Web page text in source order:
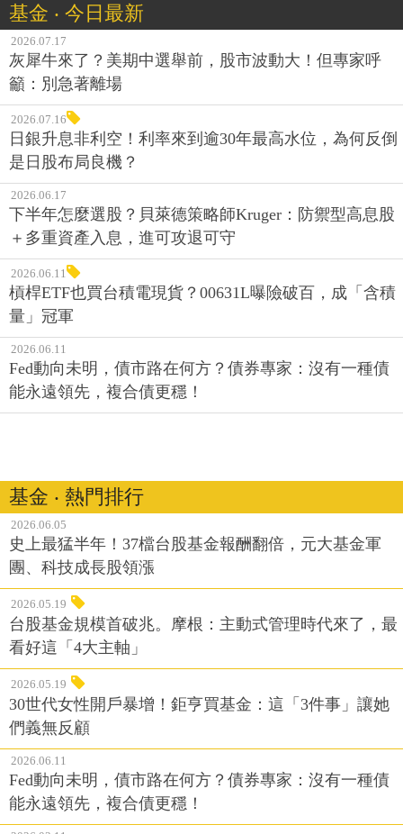
基金 ‧ 今日最新
2026.07.17
灰犀牛來了？美期中選舉前，股市波動大！但專家呼
籲：別急著離場
2026.07.16
日銀升息非利空！利率來到逾30年最高水位，為何反倒
是日股布局良機？
2026.06.17
下半年怎麼選股？貝萊德策略師Kruger：防禦型高息股
＋多重資產入息，進可攻退可守
2026.06.11
槓桿ETF也買台積電現貨？00631L曝險破百，成「含積
量」冠軍
2026.06.11
Fed動向未明，債市路在何方？債券專家：沒有一種債
能永遠領先，複合債更穩！
基金 ‧ 熱門排行
2026.06.05
史上最猛半年！37檔台股基金報酬翻倍，元大基金軍
團、科技成長股領漲
2026.05.19
台股基金規模首破兆。摩根：主動式管理時代來了，最
看好這「4大主軸」
2026.05.19
30世代女性開戶暴增！鉅亨買基金：這「3件事」讓她
們義無反顧
2026.06.11
Fed動向未明，債市路在何方？債券專家：沒有一種債
能永遠領先，複合債更穩！